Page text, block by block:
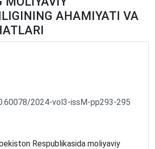
AHAMIYATI VA
2024-vol3-issM-pp293-295
Respublikasida moliyaviy